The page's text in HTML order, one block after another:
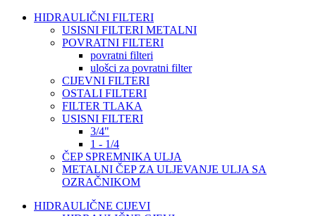
HIDRAULIČNI FILTERI
USISNI FILTERI METALNI
POVRATNI FILTERI
povratni filteri
ulošci za povratni filter
CIJEVNI FILTERI
OSTALI FILTERI
FILTER TLAKA
USISNI FILTERI
3/4"
1 - 1/4
ČEP SPREMNIKA ULJA
METALNI ČEP ZA ULJEVANJE ULJA SA
OZRAČNIKOM
HIDRAULIČNE CIJEVI